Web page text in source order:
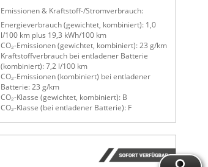
Emissionen & Kraftstoff-/Stromverbrauch:
Energieverbrauch (gewichtet, kombiniert): 1,0
l/100 km plus 19,3 kWh/100 km
CO₂-Emissionen (gewichtet, kombiniert): 23 g/km
Kraftstoffverbrauch bei entladener Batterie
(kombiniert): 7,2 l/100 km
CO₂-Emissionen (kombiniert) bei entladener
Batterie: 23 g/km
CO₂-Klasse (gewichtet, kombiniert): B
CO₂-Klasse (bei entladener Batterie): F